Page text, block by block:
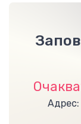
Адрес: